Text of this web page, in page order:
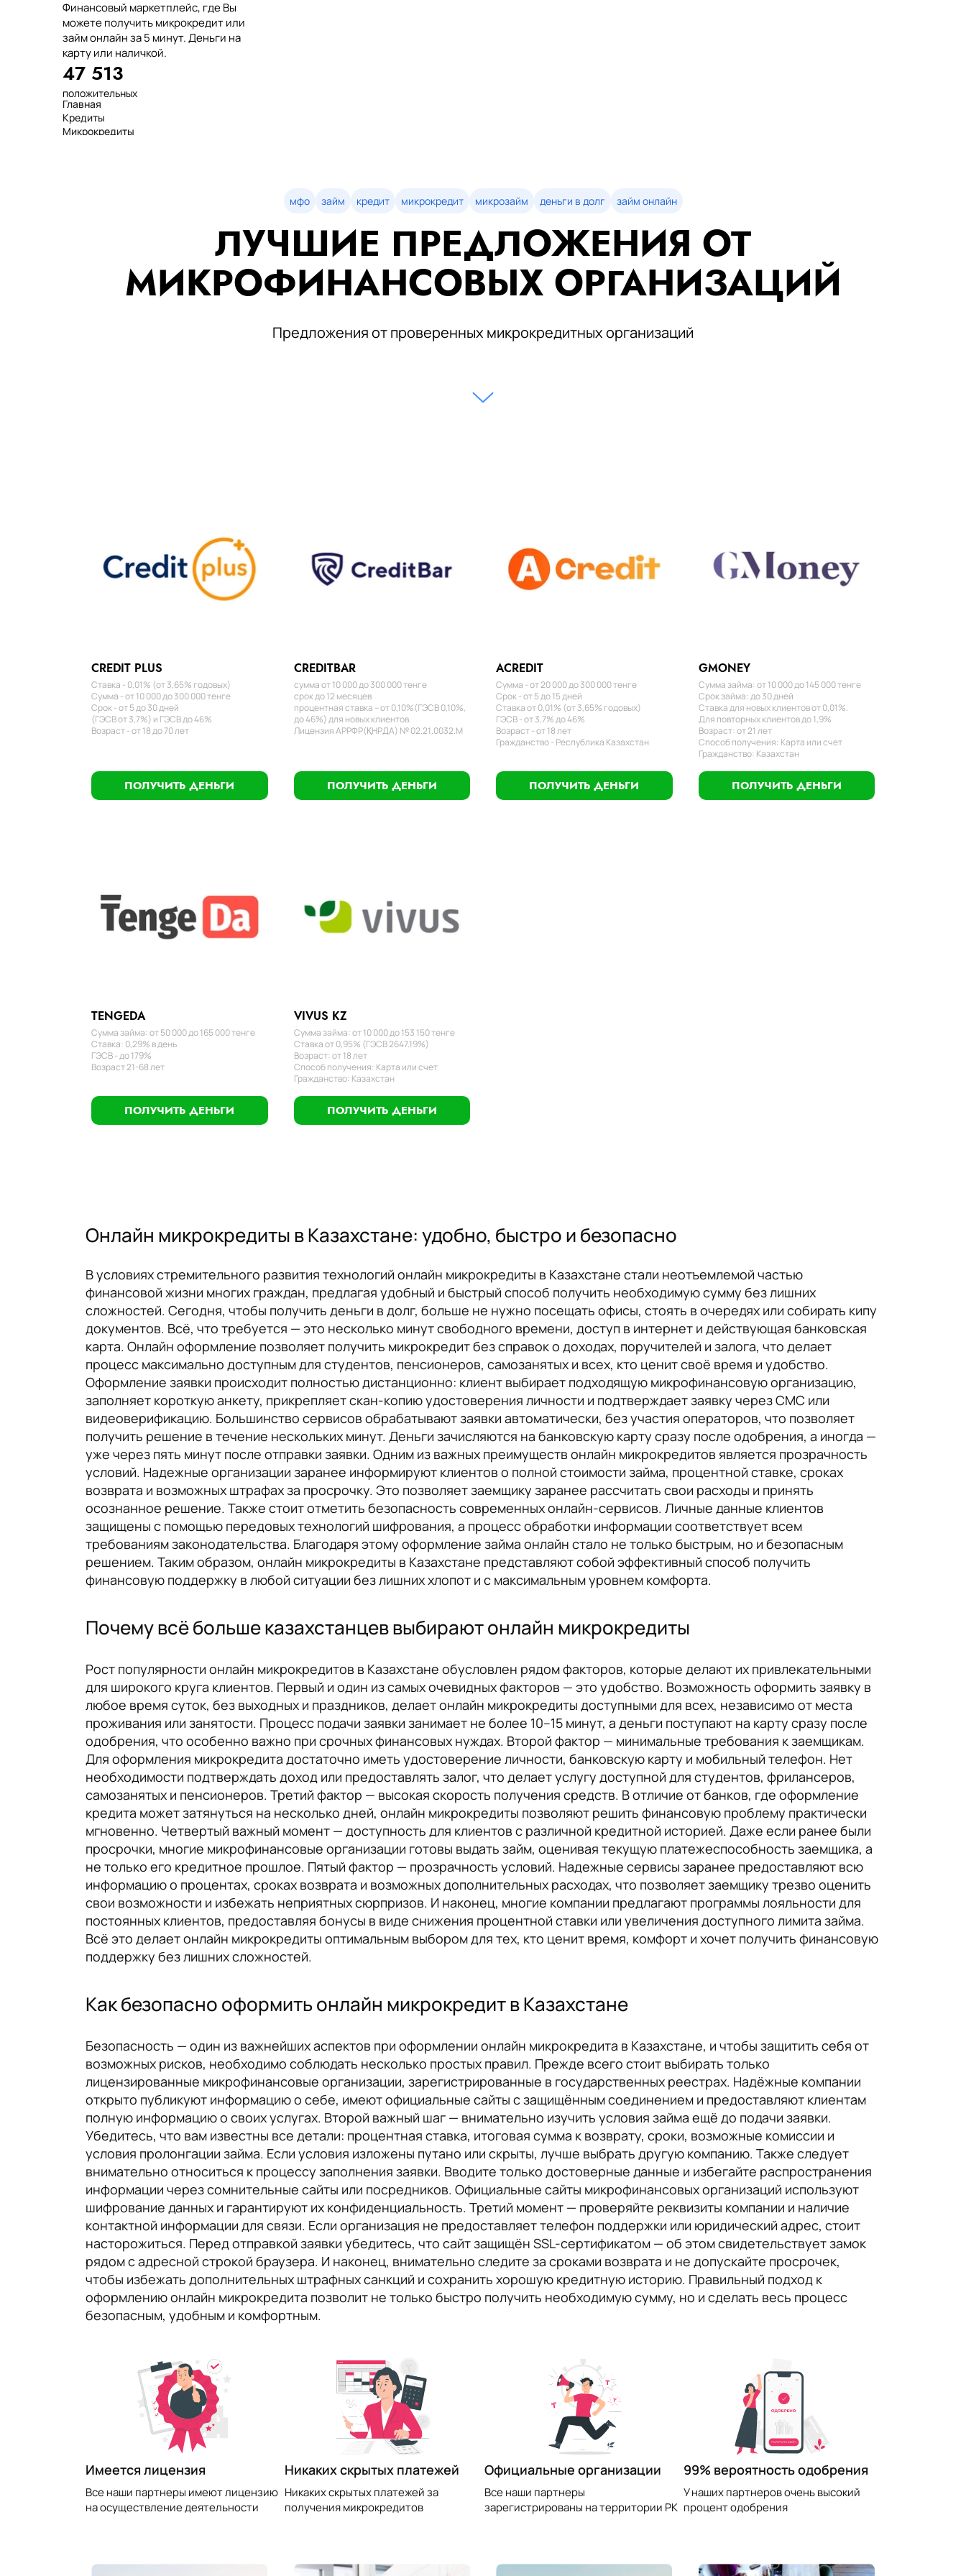
Финансовый маркетплейс, где Вы
можете получить микрокредит или
займ онлайн за 5 минут. Деньги на
карту или наличкой.
47 513
положительных
отзывов
тенге выдано
нашим клиентам
7 минут
Главная
Кредиты
Микрокредиты
мфо займ кредит микрокредит микрозайм деньги в долг займ онлайн
ЛУЧШИЕ ПРЕДЛОЖЕНИЯ ОТ
МИКРОФИНАНСОВЫХ ОРГАНИЗАЦИЙ
Предложения от проверенных микрокредитных организаций
CREDIT PLUS
Ставка - 0,01% (от 3,65% годовых)
Сумма - от 10 000 до 300 000 тенге
Срок - от 5 до 30 дней
(ГЭСВ от 3,7%) и ГЭСВ до 46%
Возраст - от 18 до 70 лет
ПОЛУЧИТЬ ДЕНЬГИ
CREDITBAR
сумма от 10 000 до 300 000 тенге
срок до 12 месяцев
процентная ставка – от 0,10%(ГЭСВ 0,10%,
до 46%) для новых клиентов.
Лицензия АРРФР(ҚНРДА) № 02.21.0032.М
ПОЛУЧИТЬ ДЕНЬГИ
ACREDIT
Сумма - от 20 000 до 300 000 тенге
Срок - от 5 до 15 дней
Ставка от 0,01% (от 3,65% годовых)
ГЭСВ - от 3,7% до 46%
Возраст - от 18 лет
Гражданство - Республика Казахстан
ПОЛУЧИТЬ ДЕНЬГИ
GMONEY
Сумма займа: от 10 000 до 145 000 тенге
Срок займа: до 30 дней
Ставка для новых клиентов от 0,01%.
Для повторных клиентов до 1,9%
Возраст: от 21 лет
Способ получения: Карта или счет
Гражданство: Казахстан
ПОЛУЧИТЬ ДЕНЬГИ
TENGEDA
Сумма займа: от 50 000 до 165 000 тенге
Ставка: 0,29% в день
ГЭСВ - до 179%
Возраст 21-68 лет
ПОЛУЧИТЬ ДЕНЬГИ
VIVUS KZ
Сумма займа: от 10 000 до 153 150 тенге
Ставка от 0,95% (ГЭСВ 2647.19%)
Возраст: от 18 лет
Способ получения: Карта или счет
Гражданство: Казахстан
ПОЛУЧИТЬ ДЕНЬГИ
Онлайн микрокредиты в Казахстане: удобно, быстро и безопасно
В условиях стремительного развития технологий онлайн микрокредиты в Казахстане стали неотъемлемой частью
финансовой жизни многих граждан, предлагая удобный и быстрый способ получить необходимую сумму без лишних
сложностей. Сегодня, чтобы получить деньги в долг, больше не нужно посещать офисы, стоять в очередях или собирать кипу
документов. Всё, что требуется — это несколько минут свободного времени, доступ в интернет и действующая банковская
карта. Онлайн оформление позволяет получить микрокредит без справок о доходах, поручителей и залога, что делает
процесс максимально доступным для студентов, пенсионеров, самозанятых и всех, кто ценит своё время и удобство.
Оформление заявки происходит полностью дистанционно: клиент выбирает подходящую микрофинансовую организацию,
заполняет короткую анкету, прикрепляет скан-копию удостоверения личности и подтверждает заявку через СМС или
видеоверификацию. Большинство сервисов обрабатывают заявки автоматически, без участия операторов, что позволяет
получить решение в течение нескольких минут. Деньги зачисляются на банковскую карту сразу после одобрения, а иногда —
уже через пять минут после отправки заявки. Одним из важных преимуществ онлайн микрокредитов является прозрачность
условий. Надежные организации заранее информируют клиентов о полной стоимости займа, процентной ставке, сроках
возврата и возможных штрафах за просрочку. Это позволяет заемщику заранее рассчитать свои расходы и принять
осознанное решение. Также стоит отметить безопасность современных онлайн-сервисов. Личные данные клиентов
защищены с помощью передовых технологий шифрования, а процесс обработки информации соответствует всем
требованиям законодательства. Благодаря этому оформление займа онлайн стало не только быстрым, но и безопасным
решением. Таким образом, онлайн микрокредиты в Казахстане представляют собой эффективный способ получить
финансовую поддержку в любой ситуации без лишних хлопот и с максимальным уровнем комфорта.
Почему всё больше казахстанцев выбирают онлайн микрокредиты
Рост популярности онлайн микрокредитов в Казахстане обусловлен рядом факторов, которые делают их привлекательными
для широкого круга клиентов. Первый и один из самых очевидных факторов — это удобство. Возможность оформить заявку в
любое время суток, без выходных и праздников, делает онлайн микрокредиты доступными для всех, независимо от места
проживания или занятости. Процесс подачи заявки занимает не более 10–15 минут, а деньги поступают на карту сразу после
одобрения, что особенно важно при срочных финансовых нуждах. Второй фактор — минимальные требования к заемщикам.
Для оформления микрокредита достаточно иметь удостоверение личности, банковскую карту и мобильный телефон. Нет
необходимости подтверждать доход или предоставлять залог, что делает услугу доступной для студентов, фрилансеров,
самозанятых и пенсионеров. Третий фактор — высокая скорость получения средств. В отличие от банков, где оформление
кредита может затянуться на несколько дней, онлайн микрокредиты позволяют решить финансовую проблему практически
мгновенно. Четвертый важный момент — доступность для клиентов с различной кредитной историей. Даже если ранее были
просрочки, многие микрофинансовые организации готовы выдать займ, оценивая текущую платежеспособность заемщика, а
не только его кредитное прошлое. Пятый фактор — прозрачность условий. Надежные сервисы заранее предоставляют всю
информацию о процентах, сроках возврата и возможных дополнительных расходах, что позволяет заемщику трезво оценить
свои возможности и избежать неприятных сюрпризов. И наконец, многие компании предлагают программы лояльности для
постоянных клиентов, предоставляя бонусы в виде снижения процентной ставки или увеличения доступного лимита займа.
Всё это делает онлайн микрокредиты оптимальным выбором для тех, кто ценит время, комфорт и хочет получить финансовую
поддержку без лишних сложностей.
Как безопасно оформить онлайн микрокредит в Казахстане
Безопасность — один из важнейших аспектов при оформлении онлайн микрокредита в Казахстане, и чтобы защитить себя от
возможных рисков, необходимо соблюдать несколько простых правил. Прежде всего стоит выбирать только
лицензированные микрофинансовые организации, зарегистрированные в государственных реестрах. Надёжные компании
открыто публикуют информацию о себе, имеют официальные сайты с защищённым соединением и предоставляют клиентам
полную информацию о своих услугах. Второй важный шаг — внимательно изучить условия займа ещё до подачи заявки.
Убедитесь, что вам известны все детали: процентная ставка, итоговая сумма к возврату, сроки, возможные комиссии и
условия пролонгации займа. Если условия изложены путано или скрыты, лучше выбрать другую компанию. Также следует
внимательно относиться к процессу заполнения заявки. Вводите только достоверные данные и избегайте распространения
информации через сомнительные сайты или посредников. Официальные сайты микрофинансовых организаций используют
шифрование данных и гарантируют их конфиденциальность. Третий момент — проверяйте реквизиты компании и наличие
контактной информации для связи. Если организация не предоставляет телефон поддержки или юридический адрес, стоит
насторожиться. Перед отправкой заявки убедитесь, что сайт защищён SSL-сертификатом — об этом свидетельствует замок
рядом с адресной строкой браузера. И наконец, внимательно следите за сроками возврата и не допускайте просрочек,
чтобы избежать дополнительных штрафных санкций и сохранить хорошую кредитную историю. Правильный подход к
оформлению онлайн микрокредита позволит не только быстро получить необходимую сумму, но и сделать весь процесс
безопасным, удобным и комфортным.
​Имеется лицензия
Все наши партнеры имеют лицензию
на осуществление деятельности
Никаких скрытых платежей
Никаких скрытых платежей за
получения микрокредитов
Официальные организации
Все наши партнеры
зарегистрированы на территории РК
99% вероятность одобрения
У наших партнеров очень высокий
процент одобрения